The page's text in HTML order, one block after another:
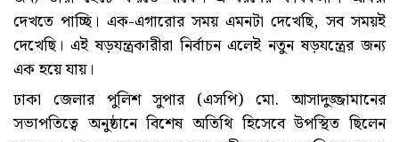
দেখতে পাচ্ছি। এক-এগারোর সময় এমনটা দেখেছি, সব সময়ই
দেখেছি। এই ষড়যন্ত্রকারীরা নির্বাচন এলেই নতুন ষড়যন্ত্রের জন্য
এক হয়ে যায়।
ঢাকা জেলার পুলিশ সুপার (এসপি) মো. আসাদুজ্জামানের
সভাপতিত্বে অনুষ্ঠানে বিশেষ অতিথি হিসেবে উপস্থিত ছিলেন